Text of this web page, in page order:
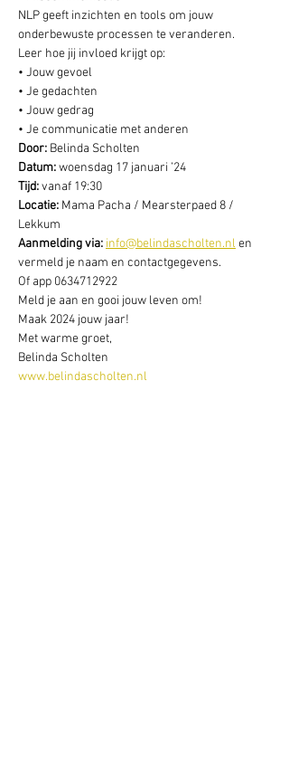
NLP geeft inzichten en tools om jouw
onderbewuste processen te veranderen.
Leer hoe jij invloed krijgt op:
• Jouw gevoel
• Je gedachten
• Jouw gedrag
• Je communicatie met anderen
Door: Belinda Scholten
Datum: woensdag 17 januari ’24
Tijd: vanaf 19:30
Locatie: Mama Pacha / Mearsterpaed 8 /
Lekkum
Aanmelding via: info@belindascholten.nl en
vermeld je naam en contactgegevens.
Of app 0634712922
Meld je aan en gooi jouw leven om!
Maak 2024 jouw jaar!
Met warme groet,
Belinda Scholten
www.belindascholten.nl